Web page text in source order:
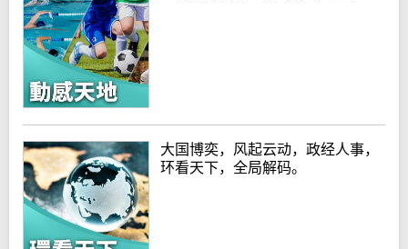
大国博奕，风起云动，政经人事，
环看天下，全局解码。